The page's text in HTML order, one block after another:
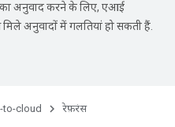
का अनुवाद करने के लिए, एआई
अनुवादों में गलतियां हो सकती हैं.
to-cloud रेफ़रंस